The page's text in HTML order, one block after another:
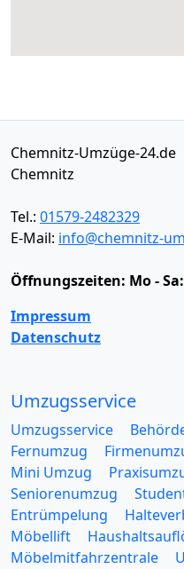
Chemnitz-Umzüge-24.de
Chemnitz
Tel.: 01579-2482329
E-Mail: info@chemnitz-
Öffnungszeiten: Mo -
Impressum
Datenschutz
Umzugsservice
Umzugsservice
Fernumzug
Mini Umzug
Seniorenumzug
Entrümpelung
Möbellift
Möbelmitfahrzentrale